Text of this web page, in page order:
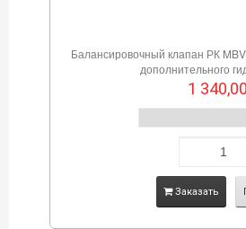
Балансировочный клапан РК
дополнительного
1 340,00
Заказать